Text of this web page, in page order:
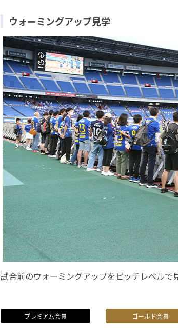
ウォーミングアップ見学
試合前のウォーミングアップをピッチレベルで
プレミアム会員 ゴールド会員